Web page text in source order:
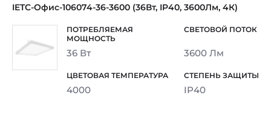
IETC-Офис-106074-36-3600 (36Вт, IP40, 3600Лм, 4К)
36 Вт 3600 Лм
4000 IP40